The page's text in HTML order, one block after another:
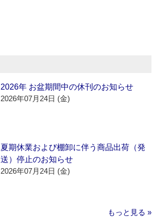
2026年 お盆期間中の休刊のお知らせ
2026年07月24日 (金)
夏期休業および棚卸に伴う商品出荷（発
送）停止のお知らせ
2026年07月24日 (金)
もっと見る »